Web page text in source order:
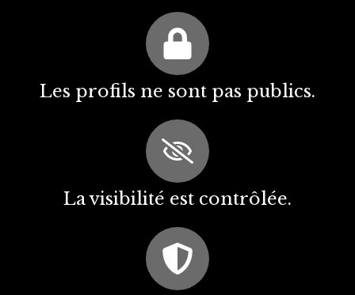
Les profils ne sont pas publics.
La visibilité est contrôlée.